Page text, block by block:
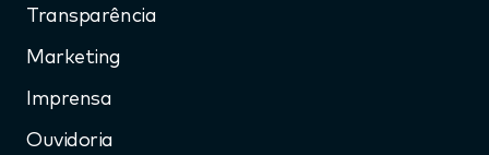
Transparência
Marketing
Imprensa
Ouvidoria